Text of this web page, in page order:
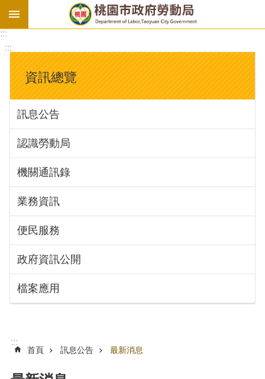
基
法
勞
資
會
庇
護
工
場
進
訊
息
公
識
動
:::
:::
資訊總覽
訊息公告
認識勞動局
機關通訊錄
業務資訊
便民服務
政府資訊公開
檔案應用
:::
首頁 訊息公告 最新消息